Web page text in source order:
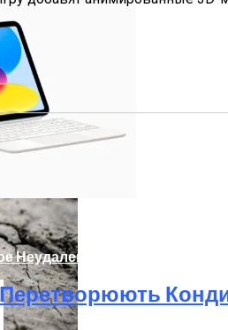
Неудаление Запрещённых
Перетворюють